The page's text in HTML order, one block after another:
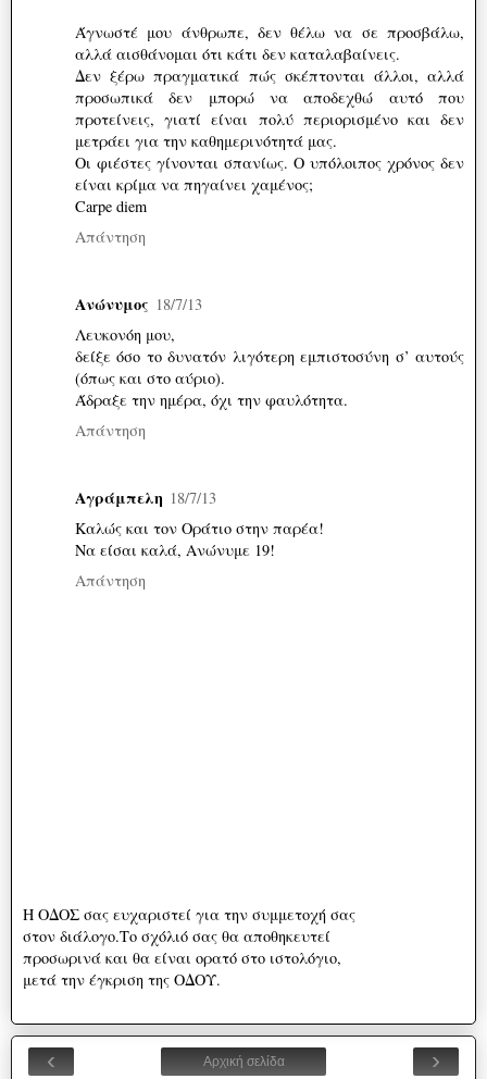
Άγνωστέ μου άνθρωπε, δεν θέλω να σε προσβάλω,
αλλά αισθάνομαι ότι κάτι δεν καταλαβαίνεις.
Δεν ξέρω πραγματικά πώς σκέπτονται άλλοι, αλλά
προσωπικά δεν μπορώ να αποδεχθώ αυτό που
προτείνεις, γιατί είναι πολύ περιορισμένο και δεν
μετράει για την καθημερινότητά μας.
Οι φιέστες γίνονται σπανίως. Ο υπόλοιπος χρόνος δεν
είναι κρίμα να πηγαίνει χαμένος;
Carpe diem
Απάντηση
Ανώνυμος 18/7/13
Λευκονόη μου,
δείξε όσο το δυνατόν λιγότερη εμπιστοσύνη σ’ αυτούς
(όπως και στο αύριο).
Άδραξε την ημέρα, όχι την φαυλότητα.
Απάντηση
Αγράμπελη 18/7/13
Καλώς και τον Οράτιο στην παρέα!
Να είσαι καλά, Ανώνυμε 19!
Απάντηση
Η ΟΔΟΣ σας ευχαριστεί για την συμμετοχή σας
στον διάλογο.Το σχόλιό σας θα αποθηκευτεί
προσωρινά και θα είναι ορατό στο ιστολόγιο,
μετά την έγκριση της ΟΔΟΥ.
‹ ›
Αρχική σελίδα